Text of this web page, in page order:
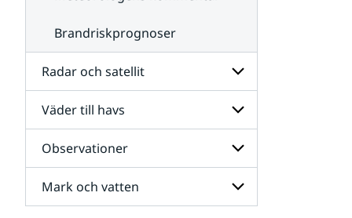
Brandriskprognoser
Radar och satellit
Undersidor
för
Radar
och
satellit
Väder till havs
Undersidor
för
Väder
till
havs
Observationer
Undersidor
för
Mark och vatten